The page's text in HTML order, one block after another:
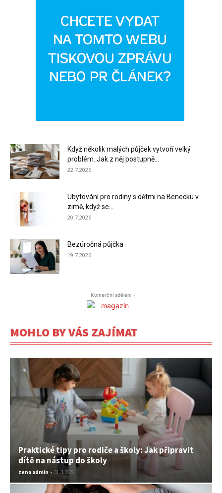
Když několik malých půjček vytvoří velký
problém. Jak z něj postupně...
22.7.2026
Ubytování pro rodiny s dětmi na Benecku v
zimě, když se...
20.7.2026
Bezúročná půjčka
19.7.2026
- Komerční sdělení -
MOHLO BY VÁS ZAJÍMAT
Praktické tipy pro rodiče a školy: Jak připravit
dítě na nástup do školy
zena admin - 31.3.2026